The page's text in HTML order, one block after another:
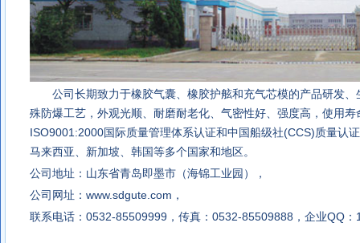
公司长期致力于橡胶气囊 、橡胶护舷和充气芯模的产品研发
殊防爆工艺，外观光顺、耐磨耐老化、气密性好、强度高，使用
ISO9001:2000国际质量管理体系认证和中国船级社(CCS)质量认
马来西亚、 新加坡、韩国等多个国家和地区。
公司地址：山东省青岛即墨市（海锦工业园），
公司网址： www.sdgute.com ，
联系电话：0532-85509999，传真：0532-85509888，企业QQ